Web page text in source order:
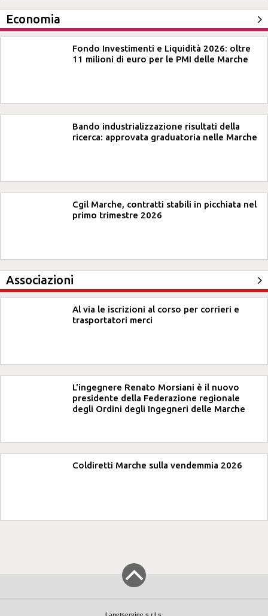
Economia
Fondo Investimenti e Liquidità 2026: oltre
11 milioni di euro per le PMI delle Marche
Bando industrializzazione risultati della
ricerca: approvata graduatoria nelle Marche
Cgil Marche, contratti stabili in picchiata nel
primo trimestre 2026
Associazioni
Al via le iscrizioni al corso per corrieri e
trasportatori merci
L'ingegnere Renato Morsiani è il nuovo
presidente della Federazione regionale
degli Ordini degli Ingegneri delle Marche
Coldiretti Marche sulla vendemmia 2026
Lanetservice s.r.l.s.